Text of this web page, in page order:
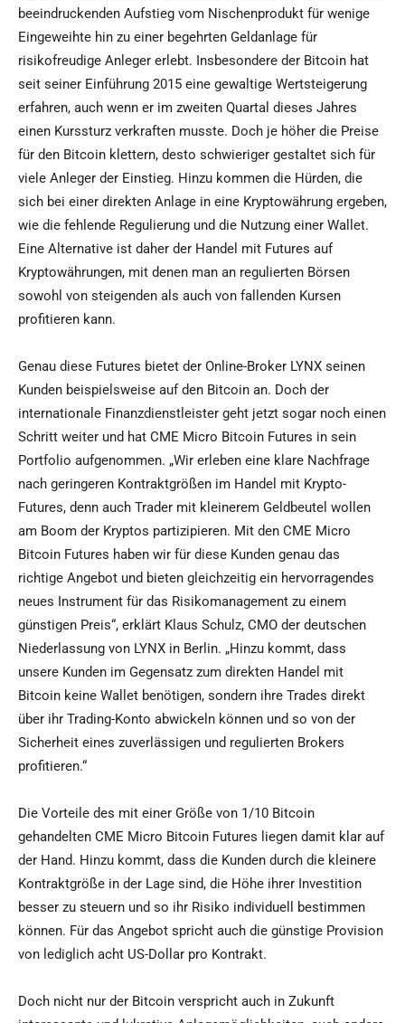
beeindruckenden Aufstieg vom Nischenprodukt für wenige
Eingeweihte hin zu einer begehrten Geldanlage für
risikofreudige Anleger erlebt. Insbesondere der Bitcoin hat
seit seiner Einführung 2015 eine gewaltige Wertsteigerung
erfahren, auch wenn er im zweiten Quartal dieses Jahres
einen Kurssturz verkraften musste. Doch je höher die Preise
für den Bitcoin klettern, desto schwieriger gestaltet sich für
viele Anleger der Einstieg. Hinzu kommen die Hürden, die
sich bei einer direkten Anlage in eine Kryptowährung ergeben,
wie die fehlende Regulierung und die Nutzung einer Wallet.
Eine Alternative ist daher der Handel mit Futures auf
Kryptowährungen, mit denen man an regulierten Börsen
sowohl von steigenden als auch von fallenden Kursen
profitieren kann.
Genau diese Futures bietet der Online-Broker LYNX seinen
Kunden beispielsweise auf den Bitcoin an. Doch der
internationale Finanzdienstleister geht jetzt sogar noch einen
Schritt weiter und hat CME Micro Bitcoin Futures in sein
Portfolio aufgenommen. „Wir erleben eine klare Nachfrage
nach geringeren Kontraktgrößen im Handel mit Krypto-
Futures, denn auch Trader mit kleinerem Geldbeutel wollen
am Boom der Kryptos partizipieren. Mit den CME Micro
Bitcoin Futures haben wir für diese Kunden genau das
richtige Angebot und bieten gleichzeitig ein hervorragendes
neues Instrument für das Risikomanagement zu einem
günstigen Preis“, erklärt Klaus Schulz, CMO der deutschen
Niederlassung von LYNX in Berlin. „Hinzu kommt, dass
unsere Kunden im Gegensatz zum direkten Handel mit
Bitcoin keine Wallet benötigen, sondern ihre Trades direkt
über ihr Trading-Konto abwickeln können und so von der
Sicherheit eines zuverlässigen und regulierten Brokers
profitieren.“
Die Vorteile des mit einer Größe von 1/10 Bitcoin
gehandelten CME Micro Bitcoin Futures liegen damit klar auf
der Hand. Hinzu kommt, dass die Kunden durch die kleinere
Kontraktgröße in der Lage sind, die Höhe ihrer Investition
besser zu steuern und so ihr Risiko individuell bestimmen
können. Für das Angebot spricht auch die günstige Provision
von lediglich acht US-Dollar pro Kontrakt.
Doch nicht nur der Bitcoin verspricht auch in Zukunft